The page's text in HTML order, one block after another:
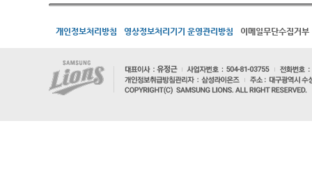
개인정보처리방침 영상정보처리기기 운영관리방침 이메일무단수집거부